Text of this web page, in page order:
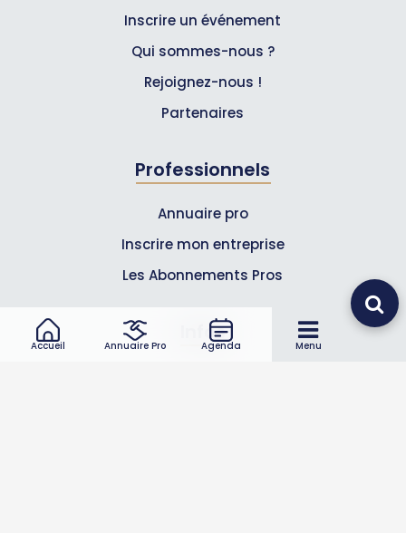
Accueil Annuaire Pro Agenda Menu
Inscrire un événement
Qui sommes-nous ?
Rejoignez-nous !
Partenaires
Professionnels
Annuaire pro
Inscrire mon entreprise
Les Abonnements Pros
Infos